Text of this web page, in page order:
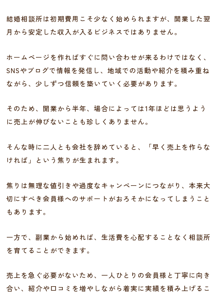
結婚相談所は初期費用こそ少なく始められますが、開業した翌
月から安定した収入が入るビジネスではありません。
ホームページを作ればすぐに問い合わせが来るわけではなく、
SNSやブログで情報を発信し、地域での活動や紹介を積み重ね
ながら、少しずつ信頼を築いていく必要があります。
そのため、開業から半年、場合によっては1年ほどは思うよう
に売上が伸びないことも珍しくありません。
そんな時に二人とも会社を辞めていると、「早く売上を作らな
ければ」という焦りが生まれます。
焦りは無理な値引きや過度なキャンペーンにつながり、本来大
切にすべき会員様へのサポートがおろそかになってしまうこと
もあります。
一方で、副業から始めれば、生活費を心配することなく相談所
を育てることができます。
売上を急ぐ必要がないため、一人ひとりの会員様と丁寧に向き
合い、紹介や口コミを増やしながら着実に実績を積み上げるこ